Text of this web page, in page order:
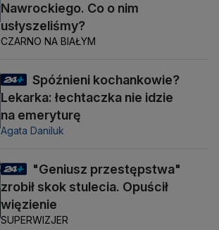
Nawrockiego. Co o nim
usłyszeliśmy?
CZARNO NA BIAŁYM
Spóźnieni kochankowie?
Lekarka: łechtaczka nie idzie
na emeryturę
Agata Daniluk
"Geniusz przestępstwa"
zrobił skok stulecia. Opuścił
więzienie
SUPERWIZJER